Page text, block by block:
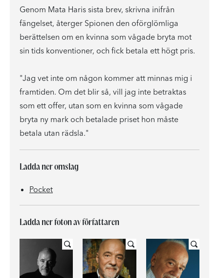
Genom Mata Haris sista brev, skrivna inifrån
fängelset, återger Spionen den oförglömliga
berättelsen om en kvinna som vågade bryta mot
sin tids konventioner, och fick betala ett högt pris.
"Jag vet inte om någon kommer att minnas mig i
framtiden. Om det blir så, vill jag inte betraktas
som ett offer, utan som en kvinna som vågade
bryta ny mark och betalade priset hon måste
betala utan rädsla."
Ladda ner omslag
Pocket
Ladda ner foton av författaren